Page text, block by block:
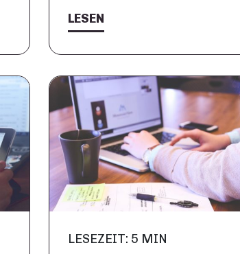
LESEN
LESEZEIT: 5 MIN